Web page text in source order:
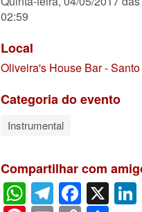
02:59
Local
Oliveira's House Bar -
Categoria do evento
Instrumental
Compartilhar com
WhatsApp
X